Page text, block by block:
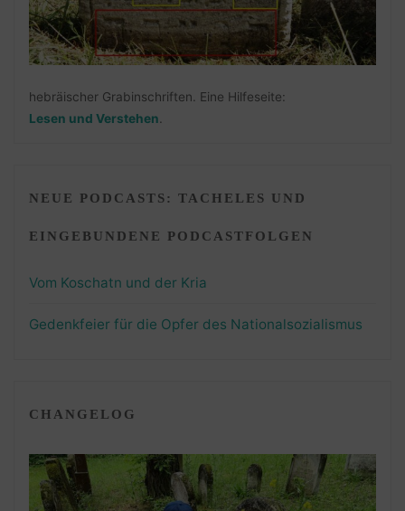
hebräischer Grabinschriften. Eine Hilfeseite:
Lesen und Verstehen
NEUE PODCASTS: TACHELES UND
EINGEBUNDENE PODCASTFOLGEN
Vom Koschatn und der Kria
Gedenkfeier für die Opfer des Nationalsozialismus
CHANGELOG